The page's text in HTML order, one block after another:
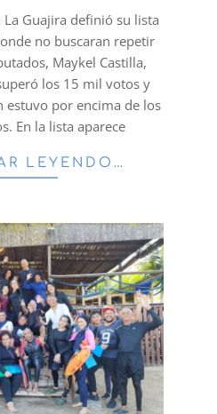
Guajira definió su lista
no buscaran repetir
Maykel Castilla,
los 15 mil votos y
estuvo por encima de los
En la lista aparece
LEYENDO…